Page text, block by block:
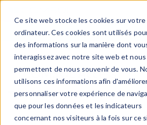
Ce site web stocke les cookies sur votre
ordinateur. Ces cookies sont utilisés
des informations sur la manière dont
interagissez avec notre site web et nous
permettent de nous souvenir de vous.
utilisons ces informations afin
personnaliser votre expérience de
que pour les données et les indicateurs
concernant nos visiteurs à la fois sur ce
CONNEXION
COMSOL Access